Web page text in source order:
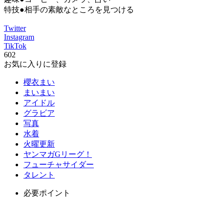
特技●相手の素敵なところを見つける
Twitter
Instagram
TikTok
602
お気に入りに登録
櫻衣まい
まいまい
アイドル
グラビア
写真
水着
火曜更新
ヤンマガGリーグ！
フューチャサイダー
タレント
必要ポイント